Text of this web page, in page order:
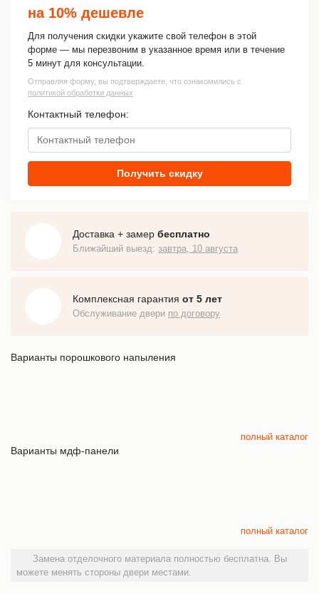
на 10% дешевле
Для получения скидки укажите свой телефон в этой
форме — мы перезвоним в указанное время или в течение
5 минут для консультации.
Отправляя форму, вы подтверждаете, что ознакомились с
политикой обработки данных
Контактный телефон:
Получить скидку
Доставка + замер бесплатно
Ближайший выезд: завтра, 10 августа
Комплексная гарантия от 5 лет
Обслуживание двери по договору
Варианты порошкового напыления
полный каталог
Варианты мдф-панели
полный каталог
Замена отделочного материала полностью бесплатна. Вы
можете менять стороны двери местами.